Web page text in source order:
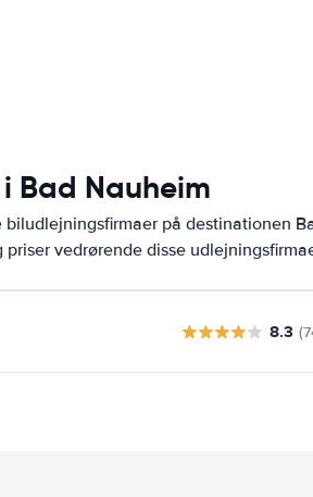
Bad Nauheim
på destinationen
vedrørende disse
8.3